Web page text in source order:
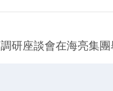
研座談會在海亮集團